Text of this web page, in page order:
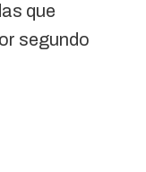
que
segundo